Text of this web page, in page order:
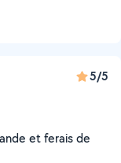
5/5
et ferais de